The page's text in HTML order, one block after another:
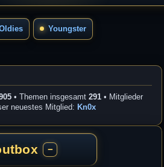
Youngster
• Themen insgesamt291 • Mitglieder
neuestes Mitglied: Kn0x
−